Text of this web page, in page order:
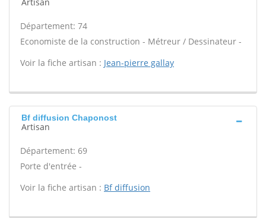
Département: 74
Economiste de la construction - Métreur / Dessinateur -
Voir la fiche artisan : Jean-pierre gallay
Bf diffusion Chaponost
Artisan
Département: 69
Porte d'entrée -
Voir la fiche artisan : Bf diffusion